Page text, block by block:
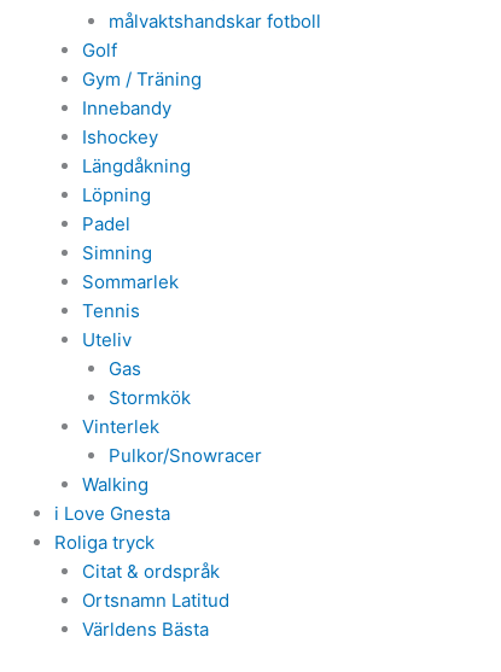
målvaktshandskar fotboll
Golf
Gym / Träning
Innebandy
Ishockey
Längdåkning
Löpning
Padel
Simning
Sommarlek
Tennis
Uteliv
Gas
Stormkök
Vinterlek
Pulkor/Snowracer
Walking
i Love Gnesta
Roliga tryck
Citat & ordspråk
Ortsnamn Latitud
Världens Bästa